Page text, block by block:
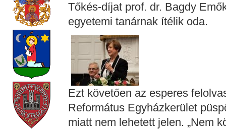
Tőkés-díjat prof. dr. Bagdy
egyetemi tanárnak ítélik oda.
Ezt követően az esperes
Református Egyházkerület
miatt nem lehetett jelen. „Nem